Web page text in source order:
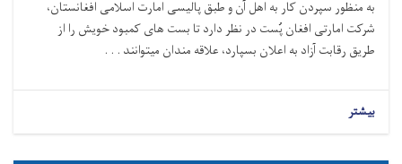
به منظور سپردن کار به اهل آن و طبق پالیسی امارت اسلامی افغانستان،
شرکت امارتی افغان پُست در نظر دارد تا بست‌ های کمبود خویش را از
طریق رقابت آزاد به اعلان بسپارد، علاقه ‌مندان میتوانند . . .
بیشتر